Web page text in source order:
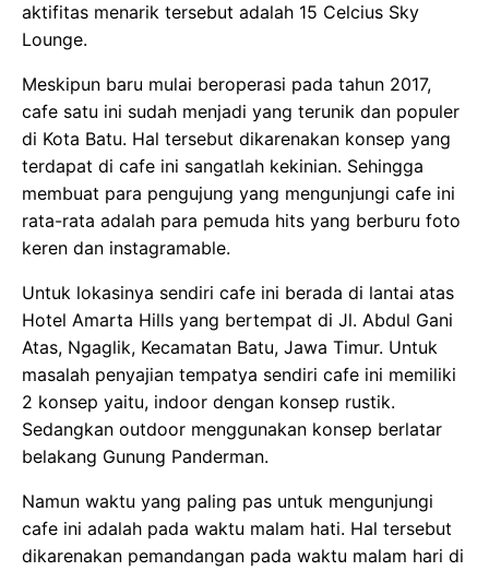
aktifitas menarik tersebut adalah 15 Celcius Sky
Lounge.
Meskipun baru mulai beroperasi pada tahun 2017,
cafe satu ini sudah menjadi yang terunik dan populer
di Kota Batu. Hal tersebut dikarenakan konsep yang
terdapat di cafe ini sangatlah kekinian. Sehingga
membuat para pengujung yang mengunjungi cafe ini
rata-rata adalah para pemuda hits yang berburu foto
keren dan instagramable.
Untuk lokasinya sendiri cafe ini berada di lantai atas
Hotel Amarta Hills yang bertempat di Jl. Abdul Gani
Atas, Ngaglik, Kecamatan Batu, Jawa Timur. Untuk
masalah penyajian tempatya sendiri cafe ini memiliki
2 konsep yaitu, indoor dengan konsep rustik.
Sedangkan outdoor menggunakan konsep berlatar
belakang Gunung Panderman.
Namun waktu yang paling pas untuk mengunjungi
cafe ini adalah pada waktu malam hati. Hal tersebut
dikarenakan pemandangan pada waktu malam hari di